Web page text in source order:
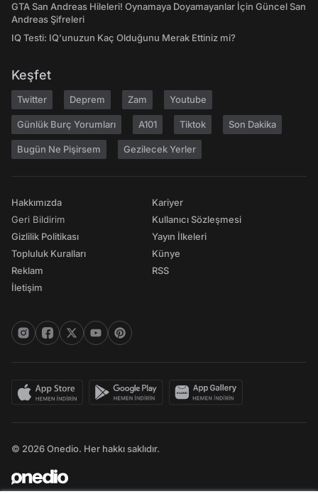
GTA San Andreas Hileleri! Oynamaya Doyamayanlar İçin Güncel San
Andreas Şifreleri
IQ Testi: IQ'unuzun Kaç Olduğunu Merak Ettiniz mi?
Keşfet
Twitter Deprem Zam Youtube
Günlük Burç Yorumları A101 Tiktok Son Dakika
Bugün Ne Pişirsem Gezilecek Yerler
Hakkımızda
Geri Bildirim
Gizlilik Politikası
Topluluk Kuralları
Reklam
İletişim
Kariyer
Kullanıcı Sözleşmesi
Yayın İlkeleri
Künye
RSS
© 2026 Onedio. Her hakkı saklıdır.